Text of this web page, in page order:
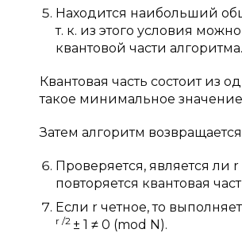
Находится наибольший
т. к. из этого условия
квантовой части алгоритма.
Квантовая часть состоит из
такое минимальное
Затем алгоритм
Проверяется, является ли
повторяется квантовая
Если r четное, то
r /2 ± 1 ≠ 0 (mod N).